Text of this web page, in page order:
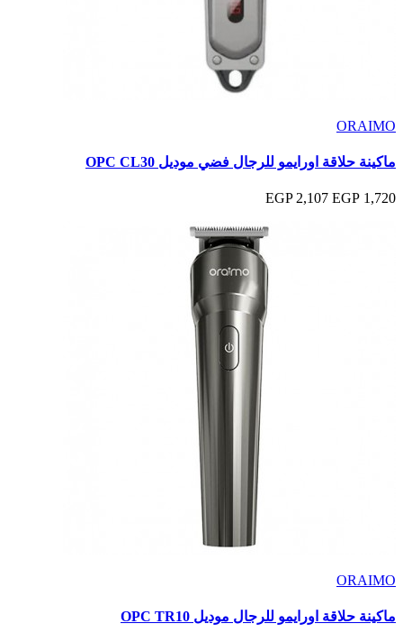
ORAIMO
ماكينة حلاقة اورايمو للرجال فضي موديل OPC CL30
1,720 EGP
2,107 EGP
ORAIMO
ماكينة حلاقة اورايمو للرجال موديل OPC TR10